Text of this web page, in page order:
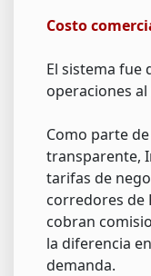
Costo
El sistema fue
operaciones
Como parte
transparente,
tarifas de
corredores de
cobran
la diferencia
demanda.